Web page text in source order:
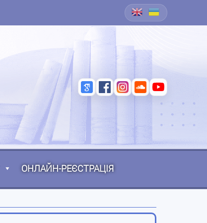
ОНЛАЙН-РЕЄСТРАЦІЯ